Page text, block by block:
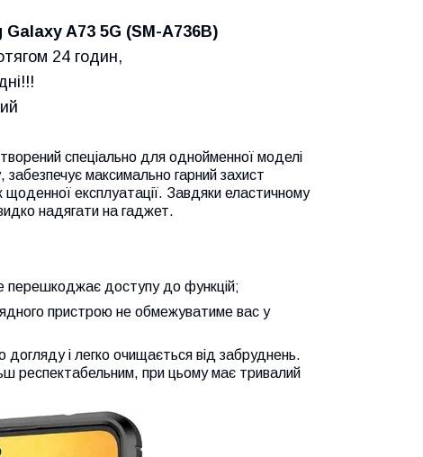
Galaxy A73 5G (SM-A736B)
24 годин,
спеціально для однойменної моделі
максимально гарний захист
експлуатації. Завдяки еластичному
надягати на гаджет.
перешкоджає доступу до функцій;
пристрою не обмежуватиме вас у
і легко очищається від забруднень.
респектабельним, при цьому має тривалий